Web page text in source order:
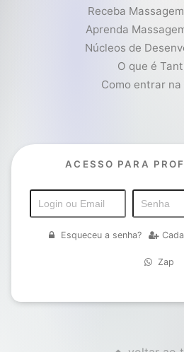
Receba
Aprenda
Núcleos de
O que é
Como entrar na
ACESSO PARA
Esqueceu a senha?
Zap